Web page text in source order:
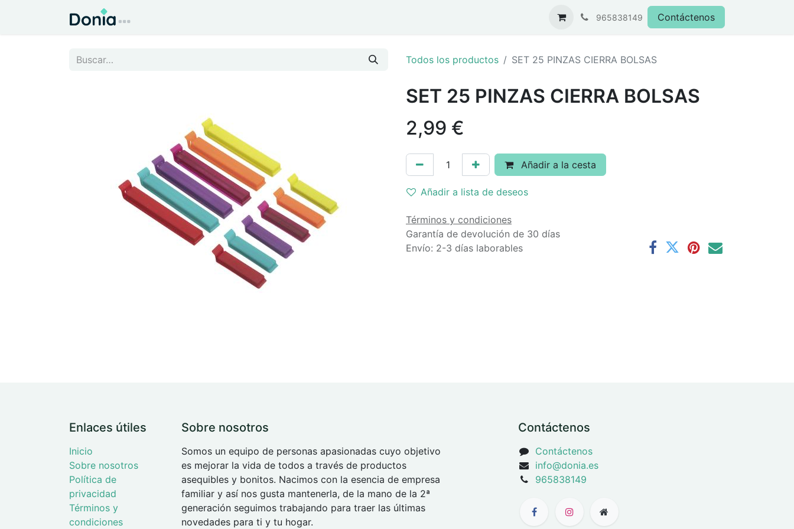
965838149 Contáctenos
Todos los productos SET 25 PINZAS CIERRA BOLSAS
SET 25 PINZAS CIERRA BOLSAS
2,99 €
Añadir a la cesta
Añadir a lista de deseos
Términos y condiciones
Garantía de devolución de 30 días
Envío: 2-3 días laborables
Enlaces útiles
Inicio
Sobre nosotros
Política de
privacidad
Términos y
condiciones
Sobre nosotros
Somos un equipo de personas apasionadas cuyo objetivo
es mejorar la vida de todos a través de productos
asequibles y bonitos. Nacimos con la esencia de empresa
familiar y así nos gusta mantenerla, de la mano de la 2ª
generación seguimos trabajando para traer las últimas
novedades para ti y tu hogar.
Contáctenos
Contáctenos
info@donia.es
965838149